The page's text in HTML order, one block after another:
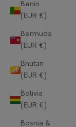
Benin
(EUR €)
Bermuda
(EUR €)
Bhutan
(EUR €)
Bolivia
(EUR €)
Bosnia &